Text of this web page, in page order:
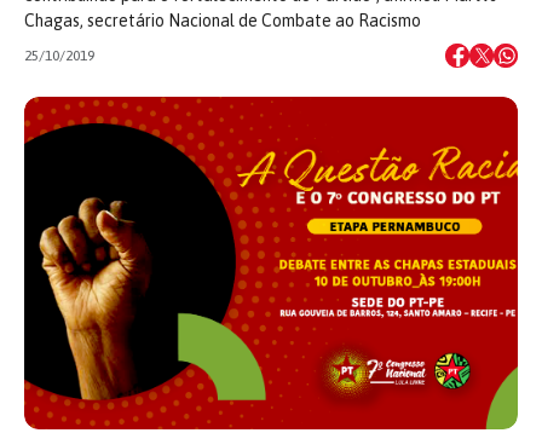
Chagas, secretário Nacional de Combate ao Racismo
25/10/2019